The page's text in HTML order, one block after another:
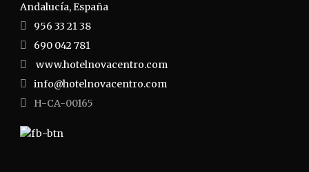
Andalucía, España
956 33 21 38
690 042 781
www.hotelnovacentro.com
info@hotelnovacentro.com
H-CA-00165